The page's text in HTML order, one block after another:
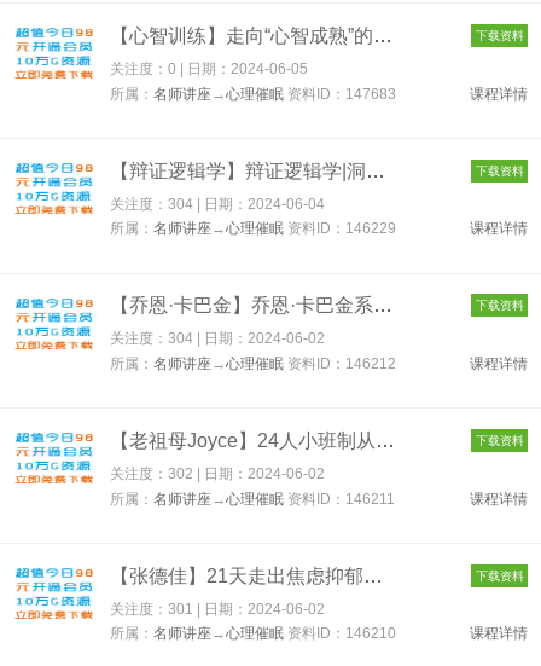
【心智训练】走向“心智成熟”的30个实用心理训练 147683 下载资料
关注度：0 | 日期：2024-06-05
所属：名师讲座→心理催眠 资料ID：147683 课程详情
【辩证逻辑学】辩证逻辑学|洞察事物矛盾及变化规律 在形式逻辑基... 下载资料
关注度：304 | 日期： 2024-06-04
所属：名师讲座→心理催眠 资料ID：146229 课程详情
【乔恩·卡巴金】乔恩·卡巴金系列5讲 正念养育的治愈力量+生活中... 下载资料
关注度：304 | 日期：2024-06-02
所属：名师讲座→心理催眠 资料ID：146212 课程详情
【老祖母Joyce】24人小班制从构思到书写，进入隐喻花园，老祖母J... 下载资料
关注度：302 | 日期：2024-06-02
所属：名师讲座→心理催眠 资料ID：146211 课程详情
【张德佳】21天走出焦虑抑郁系统课，从认知、心理、到能量系统讲... 下载资料
关注度：301 | 日期： 2024-06-02
所属：名师讲座→心理催眠 资料ID：146210 课程详情